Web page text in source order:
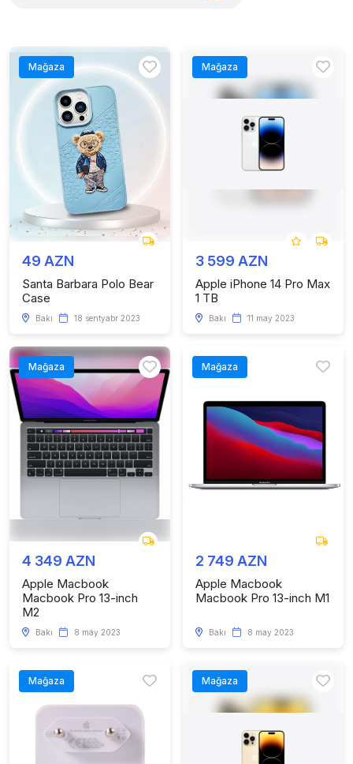
Mağaza
49 AZN
Santa Barbara Polo Bear
Case
Bakı 18 sentyabr 2023
Mağaza
3 599 AZN
Apple iPhone 14 Pro Max
1 TB
Bakı 11 may 2023
Mağaza
4 349 AZN
Apple Macbook
Macbook Pro 13-inch
M2
Bakı 8 may 2023
Mağaza
2 749 AZN
Apple Macbook
Macbook Pro 13-inch M1
Bakı 8 may 2023
Mağaza Mağaza